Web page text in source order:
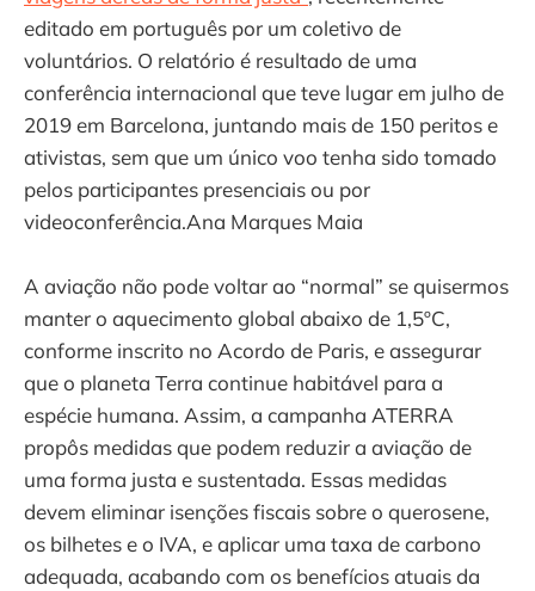
editado em português por um coletivo de
voluntários. O relatório é resultado de uma
conferência internacional que teve lugar em julho de
2019 em Barcelona, juntando mais de 150 peritos e
ativistas, sem que um único voo tenha sido tomado
pelos participantes presenciais ou por
videoconferência.Ana Marques Maia
A aviação não pode voltar ao “normal” se quisermos
manter o aquecimento global abaixo de 1,5ºC,
conforme inscrito no Acordo de Paris, e assegurar
que o planeta Terra continue habitável para a
espécie humana. Assim, a campanha ATERRA
propôs medidas que podem reduzir a aviação de
uma forma justa e sustentada. Essas medidas
devem eliminar isenções fiscais sobre o querosene,
os bilhetes e o IVA, e aplicar uma taxa de carbono
adequada, acabando com os benefícios atuais da